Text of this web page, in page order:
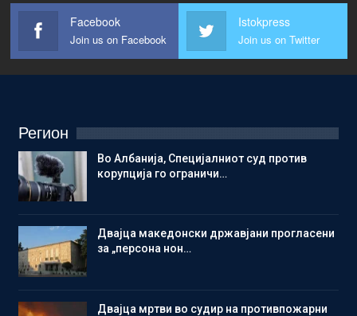
Facebook
Join us on Facebook
Istokpress
Join us on Twitter
Регион
Во Албанија, Специјалниот суд против
корупција го ограничи…
Двајца македонски државјани прогласени
за „персона нон…
Двајца мртви во судир на противпожарни